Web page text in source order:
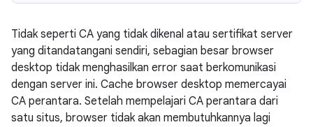
Tidak seperti CA yang tidak dikenal atau sertifikat server
yang ditandatangani sendiri, sebagian besar browser
desktop tidak menghasilkan error saat berkomunikasi
dengan server ini. Cache browser desktop memercayai
CA perantara. Setelah mempelajari CA perantara dari
satu situs, browser tidak akan membutuhkannya lagi